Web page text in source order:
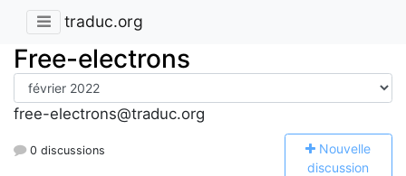
traduc.org
Free-electrons
free-electrons@traduc.org
0 discussions Nouvelle
discussion